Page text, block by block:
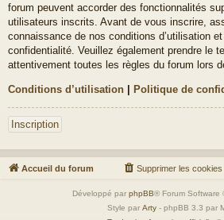
forum peuvent accorder des fonctionnalités
utilisateurs inscrits. Avant de vous inscrire,
connaissance de nos conditions d’utilisation
confidentialité. Veuillez également prendre le
attentivement toutes les règles du forum lors
Conditions d’utilisation | Politique de
Inscription
Accueil du forum Supprimer les cookies
Développé par phpBB® Forum Software
Style par Arty - phpBB 3.3 par